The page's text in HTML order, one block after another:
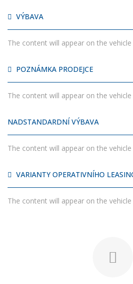
VÝBAVA
The content will appear on the vehicle
POZNÁMKA PRODEJCE
The content will appear on the vehicle
NADSTANDARDNÍ VÝBAVA
The content will appear on the vehicle
VARIANTY OPERATIVNÍHO
The content will appear on the vehicle